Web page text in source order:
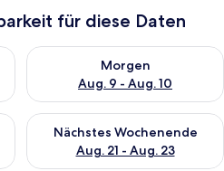
für diese Daten
heute Nacht, Aug. 8 - Aug. 9.
Morgen
Aug. 9 - Aug. 10
Überprüfe die Verfügbarkeit
dieses Wochenende, Aug. 14
Nächstes Wochenende
Aug. 21 - Aug. 23
Überprüfe die Verfügbarkeit